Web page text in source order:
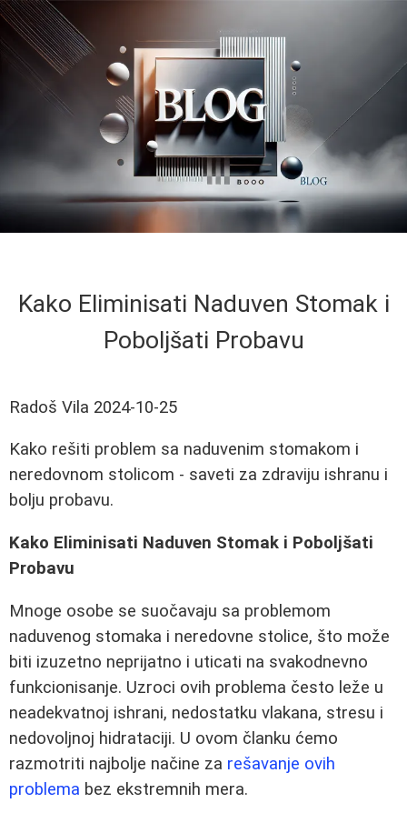
Kako Eliminisati Naduven Stomak i
Poboljšati Probavu
Radoš Vila 2024-10-25
Kako rešiti problem sa naduvenim stomakom i
neredovnom stolicom - saveti za zdraviju ishranu i
bolju probavu.
Kako Eliminisati Naduven Stomak i Poboljšati
Probavu
Mnoge osobe se suočavaju sa problemom
naduvenog stomaka i neredovne stolice, što može
biti izuzetno neprijatno i uticati na svakodnevno
funkcionisanje. Uzroci ovih problema često leže u
neadekvatnoj ishrani, nedostatku vlakana, stresu i
nedovoljnoj hidrataciji. U ovom članku ćemo
razmotriti najbolje načine za rešavanje ovih
problema bez ekstremnih mera.